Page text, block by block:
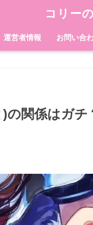
コリー
運営者情報 お問い合
関係はガチ